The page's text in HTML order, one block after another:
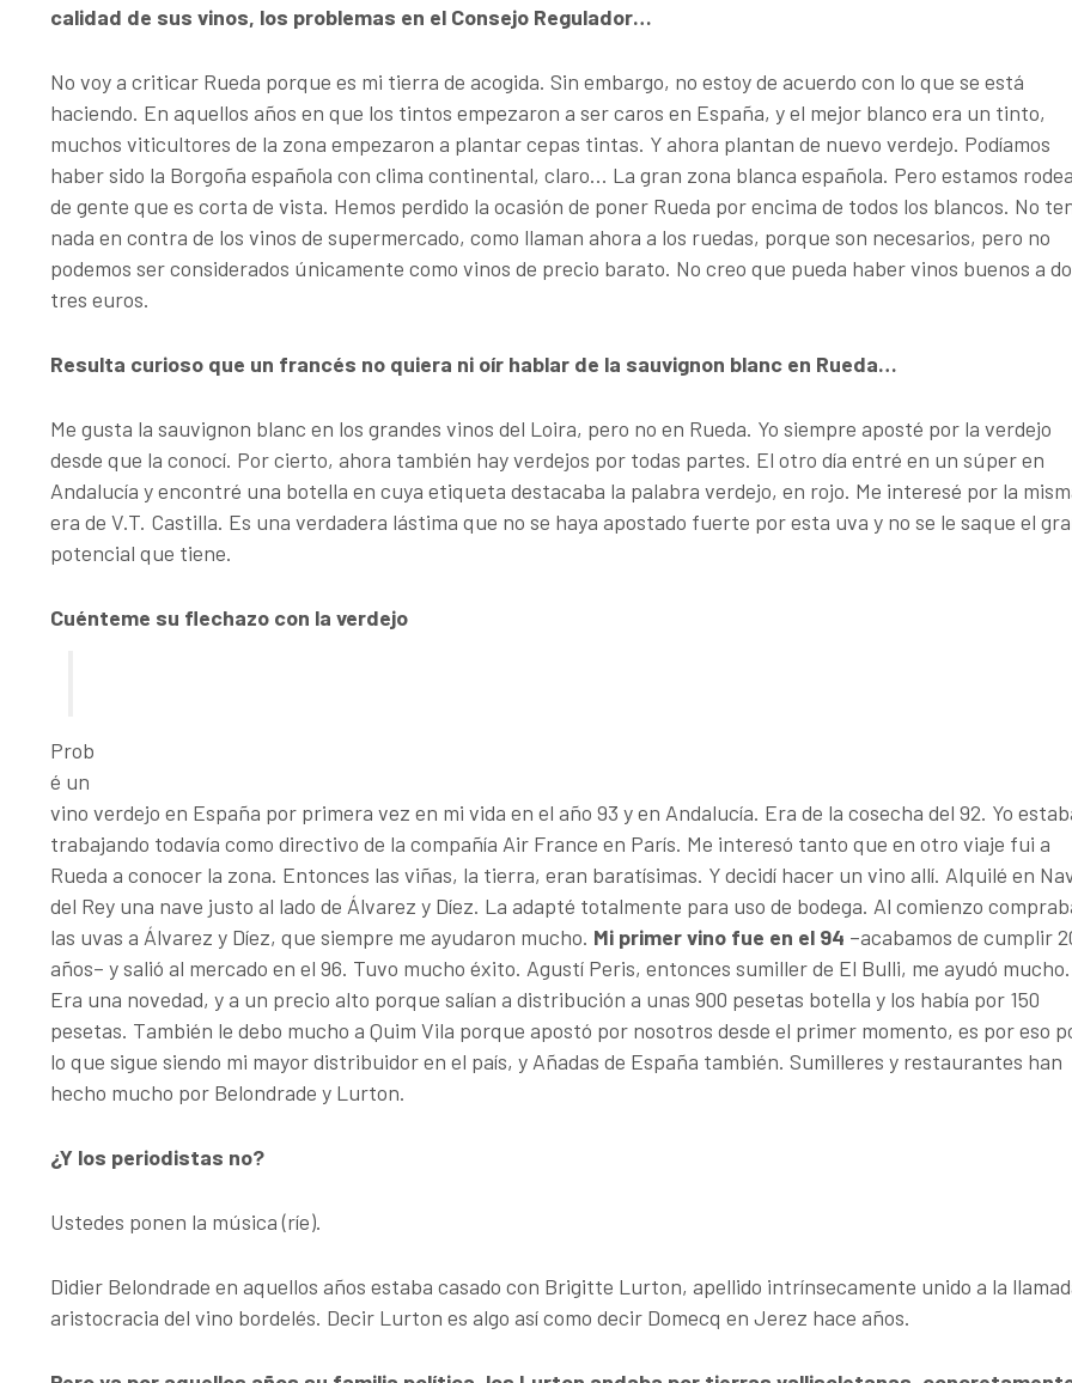
calidad de sus vinos, los problemas en el Consejo Regulador…
No voy a criticar Rueda porque es mi tierra de acogida. Sin embargo, no estoy de acuerdo con lo que se está
haciendo. En aquellos años en que los tintos empezaron a ser caros en España, y el mejor blanco era un tinto,
muchos viticultores de la zona empezaron a plantar cepas tintas. Y ahora plantan de nuevo verdejo. Podíamos
haber sido la Borgoña española con clima continental, claro… La gran zona blanca española. Pero estamos
de gente que es corta de vista. Hemos perdido la ocasión de poner Rueda por encima de todos los blancos. No
nada en contra de los vinos de supermercado, como llaman ahora a los ruedas, porque son necesarios, pero no
podemos ser considerados únicamente como vinos de precio barato. No creo que pueda haber vinos buenos a
tres euros.
Resulta curioso que un francés no quiera ni oír hablar de la sauvignon blanc en Rueda…
Me gusta la sauvignon blanc en los grandes vinos del Loira, pero no en Rueda. Yo siempre aposté por la verdejo
desde que la conocí. Por cierto, ahora también hay verdejos por todas partes. El otro día entré en un súper en
Andalucía y encontré una botella en cuya etiqueta destacaba la palabra verdejo, en rojo. Me interesé por la
era de V.T. Castilla. Es una verdadera lástima que no se haya apostado fuerte por esta uva y no se le saque el
potencial que tiene.
Cuénteme su flechazo con la verdejo
Prob
é un
vino verdejo en España por primera vez en mi vida en el año 93 y en Andalucía. Era de la cosecha del 92. Yo
trabajando todavía como directivo de la compañía Air France en París. Me interesó tanto que en otro viaje fui a
Rueda a conocer la zona. Entonces las viñas, la tierra, eran baratísimas. Y decidí hacer un vino allí. Alquilé en
del Rey una nave justo al lado de Álvarez y Díez. La adapté totalmente para uso de bodega. Al comienzo
las uvas a Álvarez y Díez, que siempre me ayudaron mucho. Mi primer vino fue en el 94 –acabamos de cumplir
años– y salió al mercado en el 96. Tuvo mucho éxito. Agustí Peris, entonces sumiller de El Bulli, me ayudó mucho.
Era una novedad, y a un precio alto porque salían a distribución a unas 900 pesetas botella y los había por 150
pesetas. También le debo mucho a Quim Vila porque apostó por nosotros desde el primer momento, es por eso
lo que sigue siendo mi mayor distribuidor en el país, y Añadas de España también. Sumilleres y restaurantes han
hecho mucho por Belondrade y Lurton.
¿Y los periodistas no?
Ustedes ponen la música (ríe).
Didier Belondrade en aquellos años estaba casado con Brigitte Lurton, apellido intrínsecamente unido a la
aristocracia del vino bordelés. Decir Lurton es algo así como decir Domecq en Jerez hace años.